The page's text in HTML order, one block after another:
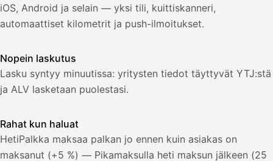
iOS, Android ja selain — yksi tili, kuittiskanneri,
automaattiset kilometrit ja push-ilmoitukset.
Nopein laskutus
Lasku syntyy minuutissa: yritysten tiedot täyttyvät YTJ:stä
ja ALV lasketaan puolestasi.
Rahat kun haluat
HetiPalkka maksaa palkan jo ennen kuin asiakas on
maksanut (+5 %) — Pikamaksulla heti maksun jälkeen (25